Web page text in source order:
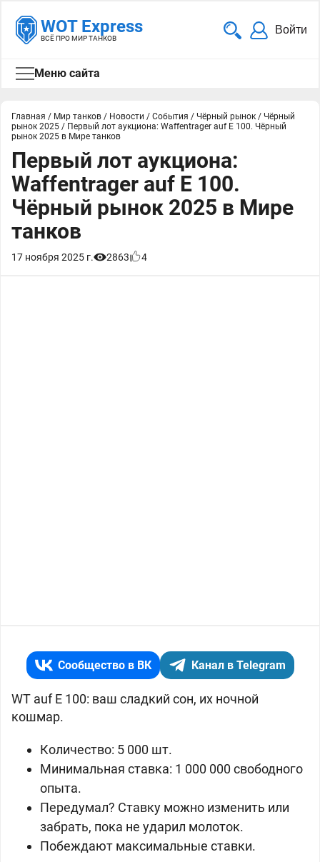
WOT Express
ВСЁ ПРО МИР ТАНКОВ
Войти
Меню сайта
Главная / Мир танков / Новости / События / Чёрный рынок / Чёрный
рынок 2025 / Первый лот аукциона: Waffentrager auf E 100. Чёрный
рынок 2025 в Мире танков
Первый лот аукциона:
Waffentrager auf E 100.
Чёрный рынок 2025 в Мире
танков
17 ноября 2025 г. 2863 4
Сообщество в ВК Канал в Telegram
WT auf E 100: ваш сладкий сон, их ночной
кошмар.
Количество: 5 000 шт.
Минимальная ставка: 1 000 000 свободного
опыта.
Передумал? Ставку можно изменить или
забрать, пока не ударил молоток.
Побеждают максимальные ставки.